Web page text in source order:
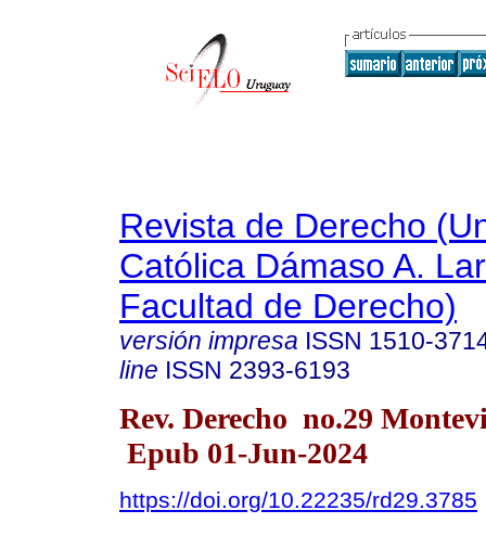
Revista de Derecho
Católica Dámaso A.
Facultad de Derecho)
versión impresa ISSN 1510-
line ISSN 2393-6193
Rev. Derecho no.29
Epub 01-Jun-2024
https://doi.org/10.22235/rd29.3785